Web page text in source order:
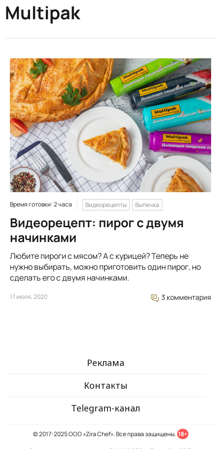
Multipak
Время готовки: 2 часа Видеорецепты Выпечка
Видеорецепт: пирог с двумя
начинками
Любите пироги с мясом? А с курицей? Теперь не
нужно выбирать, можно приготовить один пирог, но
сделать его с двумя начинками.
17 июля, 2020 3 комментария
Реклама
Контакты
Telegram-канал
© 2017-2025 ООО «Zira Chef». Все права защищены. 18+